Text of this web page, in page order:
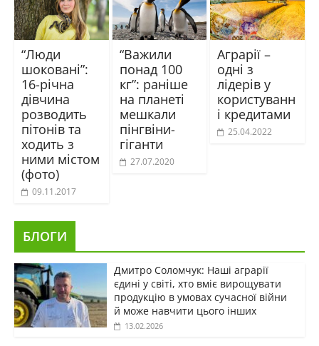
“Люди
шоковані”:
16-річна
дівчина
розводить
пітонів та
ходить з
ними містом
(фото)
09.11.2017
“Важили
понад 100
кг”: раніше
на планеті
мешкали
пінгвіни-
гіганти
27.07.2020
Аграрії –
одні з
лідерів у
користуванн
і кредитами
25.04.2022
БЛОГИ
Дмитро Соломчук: Наші аграрії
єдині у світі, хто вміє вирощувати
продукцію в умовах сучасної війни
й може навчити цього інших
13.02.2026